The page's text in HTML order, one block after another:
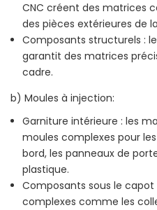
CNC créent des matrices
des pièces extérieures de
Composants structurels :
garantit des matrices
cadre.
b) Moules à injection:
Garniture intérieure : les
moules complexes pour
bord, les panneaux de
plastique.
Composants sous le
complexes comme les